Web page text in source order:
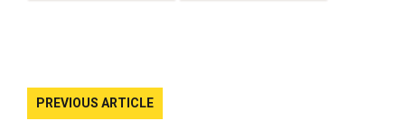
PREVIOUS ARTICLE